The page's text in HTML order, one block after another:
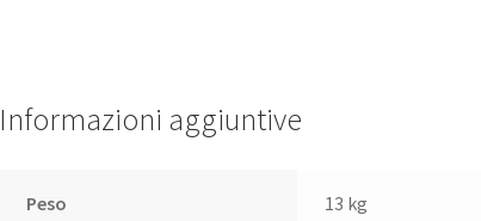
Informazioni aggiuntive
Peso 13 kg